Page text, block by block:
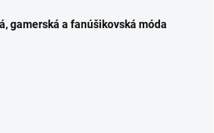
gamerská a fanúšikovská móda